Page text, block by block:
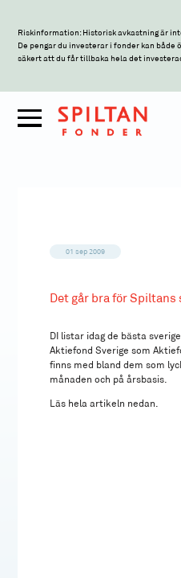
Riskinformation: Historisk avkastning är
De pengar du investerar i fonder kan både
säkert att du får tillbaka hela det
01 sep 2009
Det går bra för Spiltans
DI listar idag de bästa
Aktiefond Sverige som
finns med bland dem som
månaden och på årsbasis.
Läs hela artikeln nedan.